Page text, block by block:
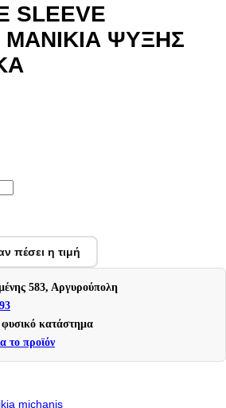
SLEΕVE
ΨΥΞΗΣ
πέσει η τιμή
583, Αργυρούπολη
φυσικό κατάστημα
το προϊόν
michanis